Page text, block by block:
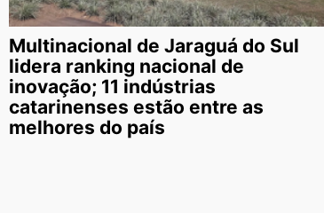
Multinacional de Jaraguá do Sul
lidera ranking nacional de
inovação; 11 indústrias
catarinenses estão entre as
melhores do país